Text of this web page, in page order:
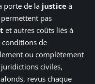
porte de la justice à
pas
et autres coûts liés à
conditions de
ou complètement
juridictions civiles,
revus chaque